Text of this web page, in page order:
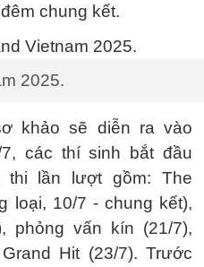
chung kết.
2025.
khảo sẽ diễn ra vào
các thí sinh bắt đầu
thi lần lượt gồm: The
loại, 10/7 - chung kết),
phỏng vấn kín (21/7),
Hit (23/7). Trước